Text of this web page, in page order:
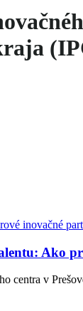
inovačné
Ako
centra v